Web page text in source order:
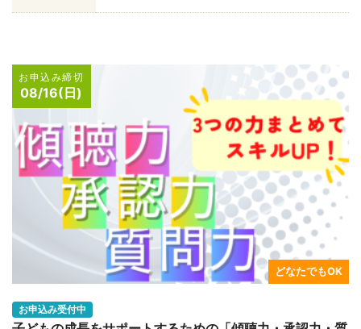
お申込み締切
08/16(日)
どなたでもOK
お申込み受付中